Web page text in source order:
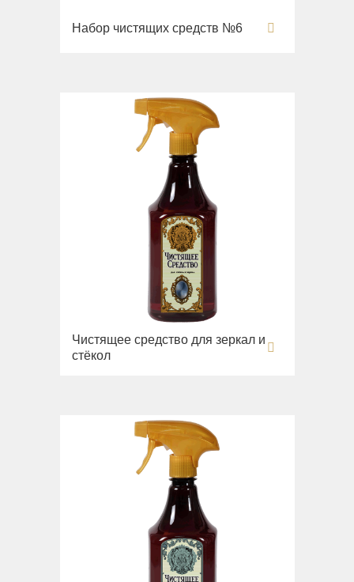
Набор чистящих средств №6
Чистящее средство для зеркал и
стёкол